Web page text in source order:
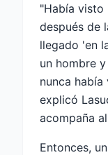
"Había visto
después de
llegado 'en
un hombre
nunca
explicó
acompaña
Entonces,